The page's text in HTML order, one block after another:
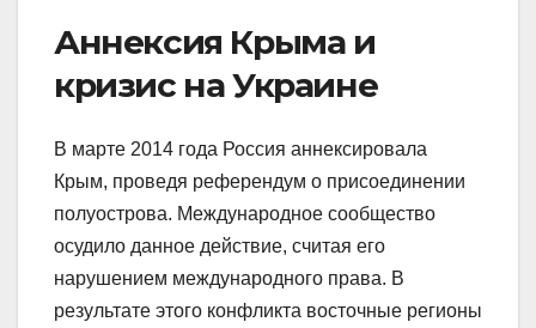
Аннексия Крыма и
кризис на Украине
В марте 2014 года Россия аннексировала
Крым, проведя референдум о присоединении
полуострова. Международное сообщество
осудило данное действие, считая его
нарушением международного права. В
результате этого конфликта восточные регионы